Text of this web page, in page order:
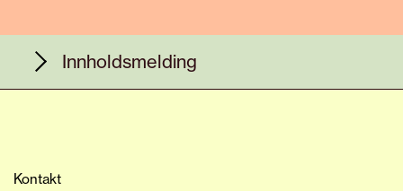
Innholdsmelding
behov.
Kontakt